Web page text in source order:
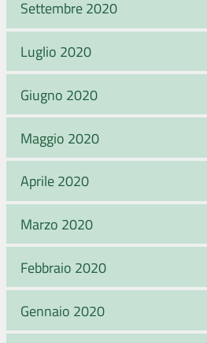
Settembre 2020
Luglio 2020
Giugno 2020
Maggio 2020
Aprile 2020
Marzo 2020
Febbraio 2020
Gennaio 2020